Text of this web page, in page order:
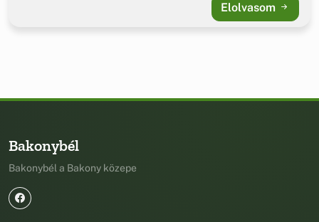
Elolvasom
Bakonybél
Bakonybél a Bakony közepe